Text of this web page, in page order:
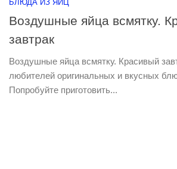
БЛЮДА ИЗ ЯИЦ
Воздушные яйца всмятку.
завтрак
Воздушные яйца всмятку. Красивый
любителей оригинальных и вкусных
Попробуйте приготовить...